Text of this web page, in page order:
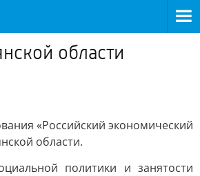
области
«Российский экономический
области.
политики и занятости